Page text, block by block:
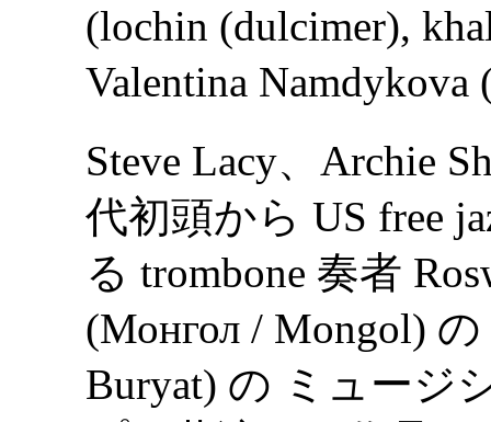
(lochin (dulcimer),
Valentina Namdykova
Steve Lacy、Archie
代初頭から US free
る trombone 奏者
(Монгол / Mongol)
Buryat) の ミュージ